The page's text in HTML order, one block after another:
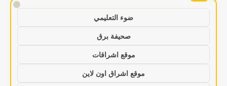
!
ضوء التعليمي
صحيفة برق
موقع اشراقات
موقع اشراق اون لاين